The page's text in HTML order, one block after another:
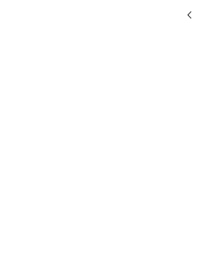
chevron_left